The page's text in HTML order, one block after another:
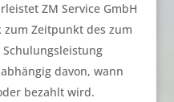
ZM Service GmbH
Zeitpunkt des zum
davon, wann
bezahlt wird.